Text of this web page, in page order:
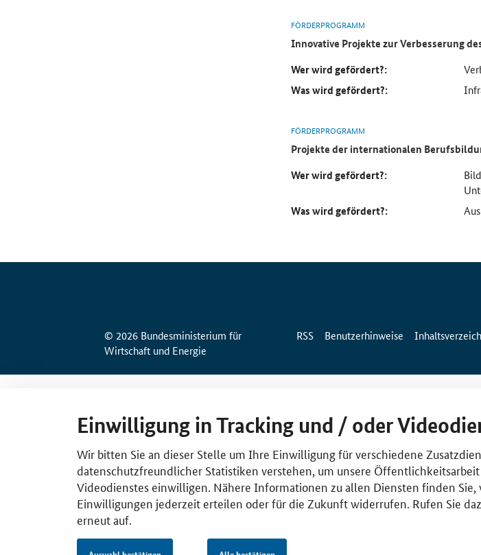
FÖRDERPROGRAMM
Innovative Projekte zur Verbesserung
Wer wird gefördert?:
Was wird gefördert?:
FÖRDERPROGRAMM
Projekte der internationalen
Wer wird gefördert?:
Was wird gefördert?:
© 2026 Bundesministerium für
Wirtschaft und Energie
RSS Benutzerhinweise
Einwilligung in Tracking und / oder
Wir bitten Sie an dieser Stelle um Ihre Einwilligung für verschiedene
datenschutzfreundlicher Statistiken verstehen, um unsere
Videodienstes einwilligen. Nähere Informationen zu allen Diensten finden
Einwilligungen jederzeit erteilen oder für die Zukunft widerrufen. Rufen Sie
erneut auf.